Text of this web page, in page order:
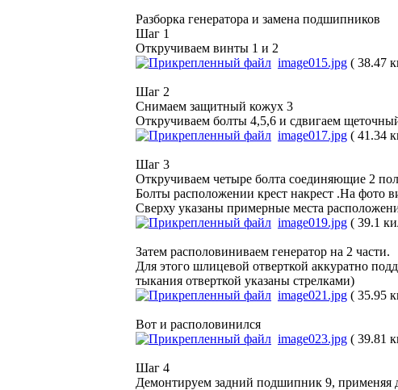
Разборка генератора и замена подшипников
Шаг 1
Откручиваем винты 1 и 2
image015.jpg ( 38.47
Шаг 2
Снимаем защитный кожух 3
Откручиваем болты 4,5,6 и сдвигаем
image017.jpg ( 41.34
Шаг 3
Откручиваем четыре болта соединяющие 2
Болты расположении крест накрест .На фото
Сверху указаны примерные места
image019.jpg ( 39.1
Затем располовиниваем генератор на 2 части.
Для этого шлицевой отверткой аккуратно
тыкания отверткой указаны стрелками)
image021.jpg ( 35.95
Вот и располовинился
image023.jpg ( 39.81
Шаг 4
Демонтируем задний подшипник 9, применяя